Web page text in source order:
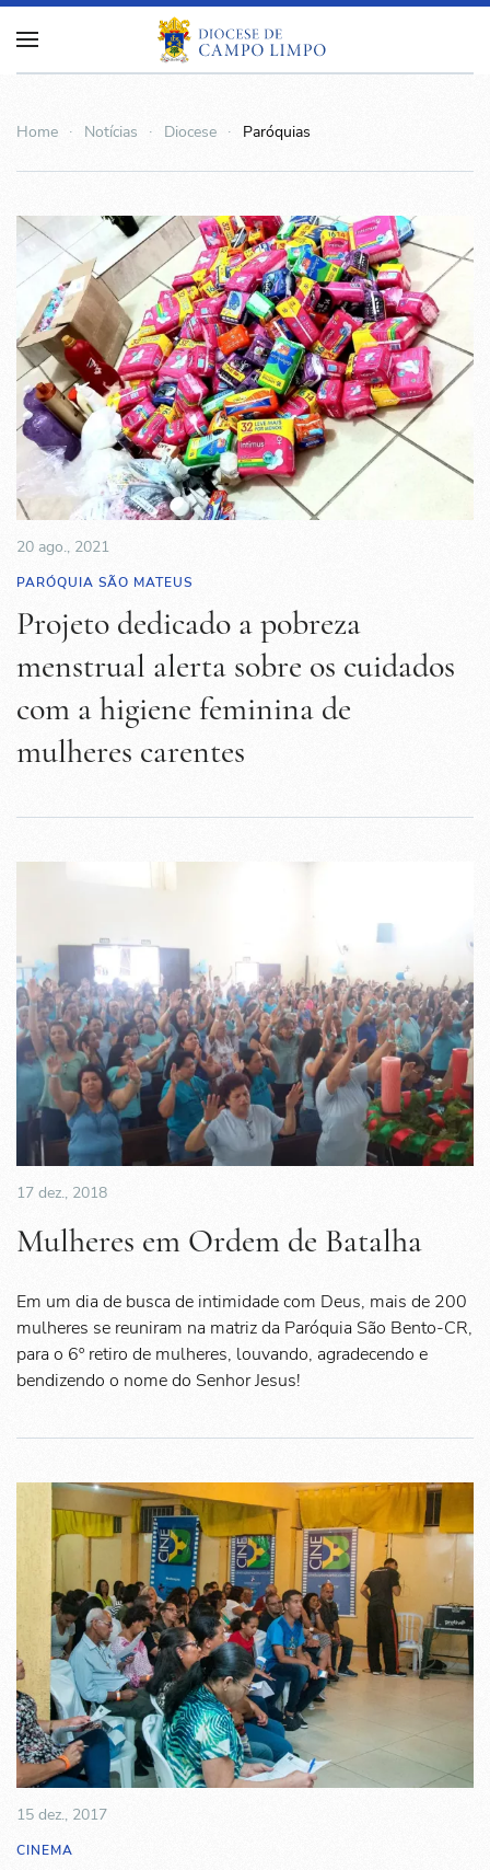
Home Notícias Diocese Paróquias
20 ago., 2021
PARÓQUIA SÃO MATEUS
Projeto dedicado a pobreza
menstrual alerta sobre os cuidados
com a higiene feminina de
mulheres carentes
17 dez., 2018
Mulheres em Ordem de Batalha
Em um dia de busca de intimidade com Deus, mais de 200
mulheres se reuniram na matriz da Paróquia São Bento-CR,
para o 6º retiro de mulheres, louvando, agradecendo e
bendizendo o nome do Senhor Jesus!
15 dez., 2017
CINEMA